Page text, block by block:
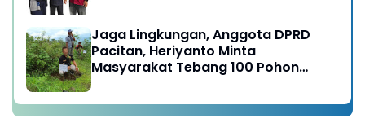
Jaga Lingkungan, Anggota DPRD
Pacitan, Heriyanto Minta
Masyarakat Tebang 100 Pohon